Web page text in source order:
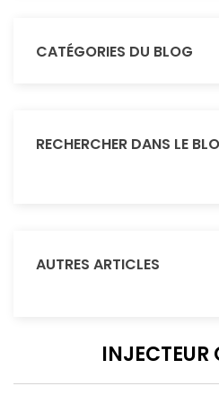
CATÉGORIES DU BLOG
RECHERCHER DANS LE
AUTRES ARTICLES
INJECTEUR